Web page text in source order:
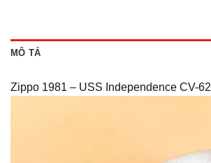
MÔ TẢ
Zippo 1981 – USS Independence CV-62